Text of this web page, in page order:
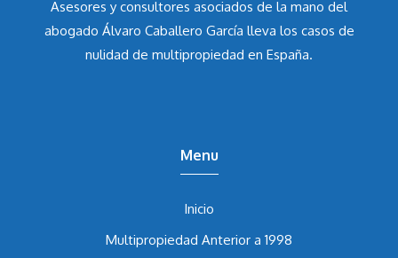
Asesores y consultores asociados de la mano del
abogado Álvaro Caballero Garcíalleva los casos de
Inicio